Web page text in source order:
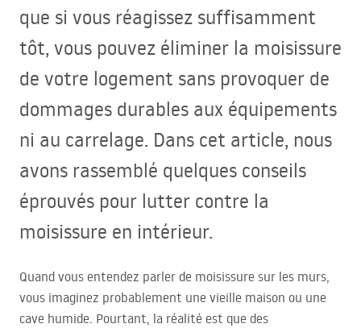
que si vous réagissez suffisamment
tôt, vous pouvez éliminer la moisissure
de votre logement sans provoquer de
dommages durables aux équipements
ni au carrelage. Dans cet article, nous
avons rassemblé quelques conseils
éprouvés pour lutter contre la
moisissure en intérieur.
Quand vous entendez parler de moisissure sur les murs,
vous imaginez probablement une vieille maison ou une
cave humide. Pourtant, la réalité est que des